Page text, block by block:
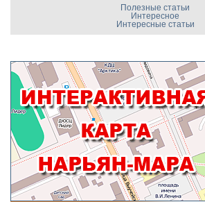
Полезные статьи
Интересное
Интересные статьи